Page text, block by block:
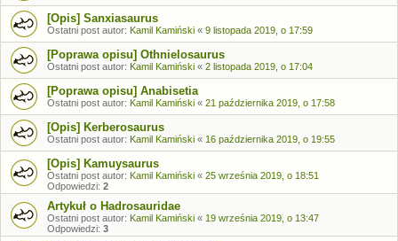
[Opis] Sanxiasaurus
Ostatni post autor: Kamil Kamiński « 9 listopada 2019, o 17:59
[Poprawa opisu] Othnielosaurus
Ostatni post autor: Kamil Kamiński « 2 listopada 2019, o 17:04
[Poprawa opisu] Anabisetia
Ostatni post autor: Kamil Kamiński « 21 października 2019, o 17:58
[Opis] Kerberosaurus
Ostatni post autor: Kamil Kamiński « 16 października 2019, o 19:55
[Opis] Kamuysaurus
Ostatni post autor: Kamil Kamiński « 25 września 2019, o 18:51
Odpowiedzi: 2
Artykuł o Hadrosauridae
Ostatni post autor: Kamil Kamiński « 19 września 2019, o 13:47
Odpowiedzi: 3